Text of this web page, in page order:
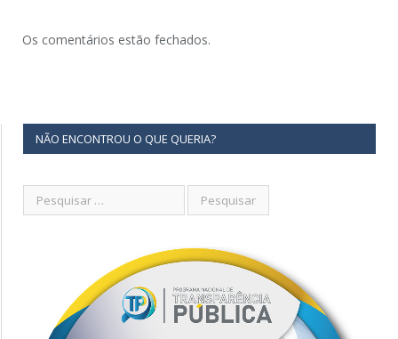
Os comentários estão fechados.
NÃO ENCONTROU O QUE QUERIA?